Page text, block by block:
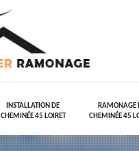
INSTALLATION DE
CHEMINÉE 45 LOIRET
RAMONAGE
CHEMINÉE 45